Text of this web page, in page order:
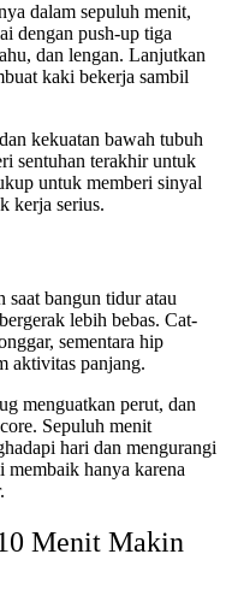
dalam sepuluh menit,
dengan push-up tiga
dan lengan. Lanjutkan
kaki bekerja sambil
kekuatan bawah tubuh
sentuhan terakhir untuk
untuk memberi sinyal
kerja serius.
bangun tidur atau
lebih bebas. Cat-
sementara hip
aktivitas panjang.
menguatkan perut, dan
Sepuluh menit
hari dan mengurangi
hanya karena
Menit Makin